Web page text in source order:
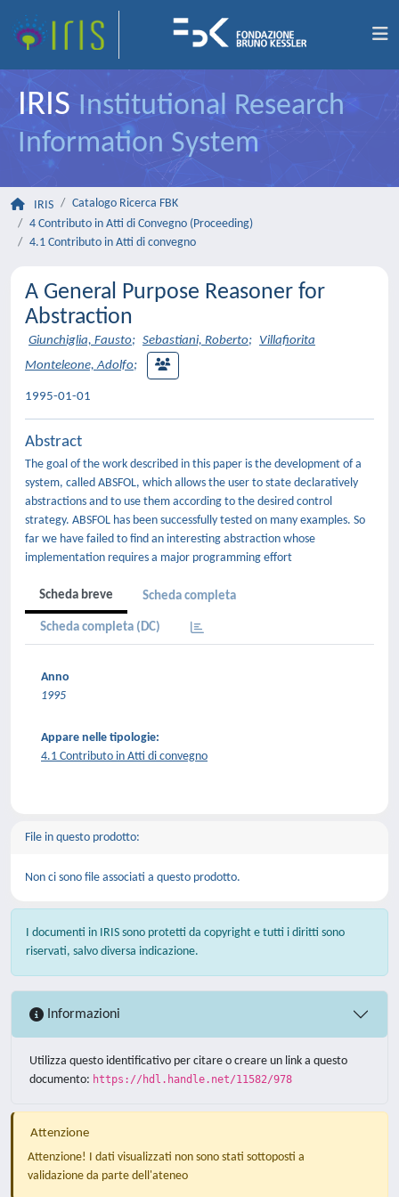
IRIS Institutional Research
Information System
IRIS
Catalogo Ricerca FBK
4 Contributo in Atti di Convegno (Proceeding)
4.1 Contributo in Atti di convegno
A General Purpose Reasoner for
Abstraction
Giunchiglia, Fausto; Sebastiani, Roberto; Villafiorita
Monteleone, Adolfo;
1995-01-01
Abstract
The goal of the work described in this paper is the development of a
system, called ABSFOL, which allows the user to state declaratively
abstractions and to use them according to the desired control
strategy. ABSFOL has been successfully tested on many examples. So
far we have failed to find an interesting abstraction whose
implementation requires a major programming effort
Scheda breve Scheda completa
Scheda completa (DC)
Anno
1995
Appare nelle tipologie:
4.1 Contributo in Atti di convegno
File in questo prodotto:
Non ci sono file associati a questo prodotto.
I documenti in IRIS sono protetti da copyright e tutti i diritti sono
riservati, salvo diversa indicazione.
Informazioni
Utilizza questo identificativo per citare o creare un link a questo
documento: https://hdl.handle.net/11582/978
Attenzione
Attenzione! I dati visualizzati non sono stati sottoposti a
validazione da parte dell'ateneo